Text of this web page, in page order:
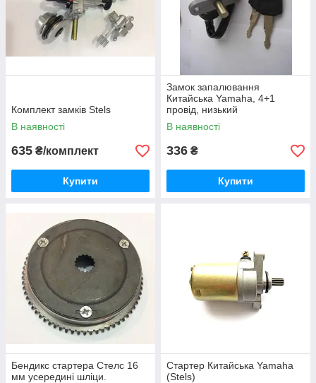
Комплект замків Stels
В наявності
635 ₴/комплект
Купити
Замок запалювання
Китайська Yamaha, 4+1
провід, низький
В наявності
336 ₴
Купити
Бендикс стартера Стелс 16
мм усередині шліци.
Стартер Китайська Yamaha
(Stels)